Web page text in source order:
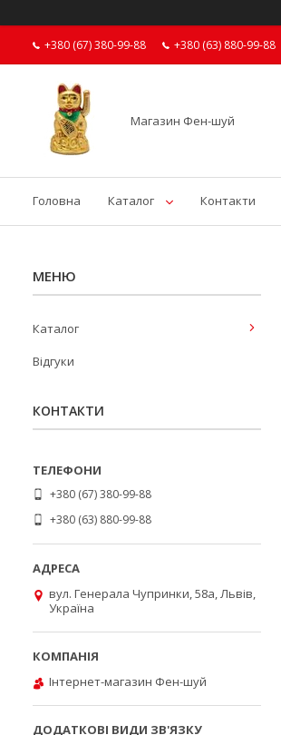
+380 (67) 380-99-88 +380 (63) 880-99-88
Магазин Фен-шуй
Головна Каталог Контакти
Каталог
Відгуки
КОНТАКТИ
+380 (67) 380-99-88
+380 (63) 880-99-88
вул. Генерала Чупринки, 58а, Львів,
Україна
Інтернет-магазин Фен-шуй